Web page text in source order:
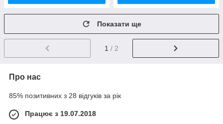
Показати ще
1 / 2
Про нас
85% позитивних з 28 відгуків за рік
Працює з 19.07.2018